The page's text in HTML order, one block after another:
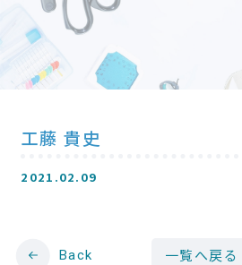
工藤 貴史
2021.02.09
Back 一覧へ戻る